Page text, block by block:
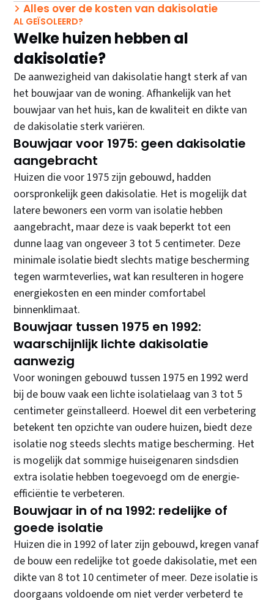
Alles over de kosten van dakisolatie
AL GEÏSOLEERD?
Welke huizen hebben al
dakisolatie?
De aanwezigheid van dakisolatie hangt sterk af van
het bouwjaar van de woning. Afhankelijk van het
bouwjaar van het huis, kan de kwaliteit en dikte van
de dakisolatie sterk variëren.
Bouwjaar voor 1975: geen dakisolatie
aangebracht
Huizen die voor 1975 zijn gebouwd, hadden
oorspronkelijk geen dakisolatie. Het is mogelijk dat
latere bewoners een vorm van isolatie hebben
aangebracht, maar deze is vaak beperkt tot een
dunne laag van ongeveer 3 tot 5 centimeter. Deze
minimale isolatie biedt slechts matige bescherming
tegen warmteverlies, wat kan resulteren in hogere
energiekosten en een minder comfortabel
binnenklimaat.
Bouwjaar tussen 1975 en 1992:
waarschijnlijk lichte dakisolatie
aanwezig
Voor woningen gebouwd tussen 1975 en 1992 werd
bij de bouw vaak een lichte isolatielaag van 3 tot 5
centimeter geïnstalleerd. Hoewel dit een verbetering
betekent ten opzichte van oudere huizen, biedt deze
isolatie nog steeds slechts matige bescherming. Het
is mogelijk dat sommige huiseigenaren sindsdien
extra isolatie hebben toegevoegd om de energie-
efficiëntie te verbeteren.
Bouwjaar in of na 1992: redelijke of
goede isolatie
Huizen die in 1992 of later zijn gebouwd, kregen vanaf
de bouw een redelijke tot goede dakisolatie, met een
dikte van 8 tot 10 centimeter of meer. Deze isolatie is
doorgaans voldoende om niet verder verbeterd te